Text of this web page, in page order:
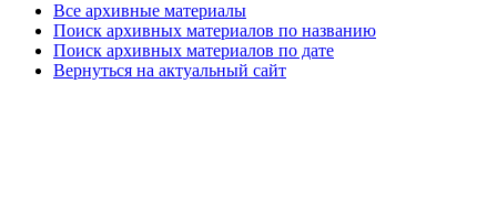
Все архивные материалы
Поиск архивных материалов по названию
Поиск архивных материалов по дате
Вернуться на актуальный сайт